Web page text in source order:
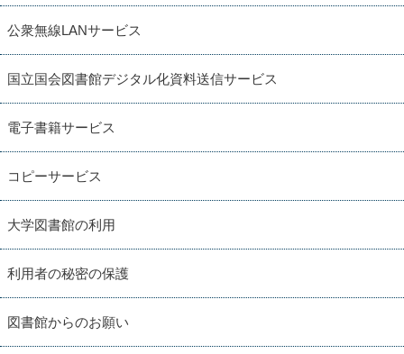
公衆無線LANサービス
国立国会図書館デジタル化資料送信サービス
電子書籍サービス
コピーサービス
大学図書館の利用
利用者の秘密の保護
図書館からのお願い